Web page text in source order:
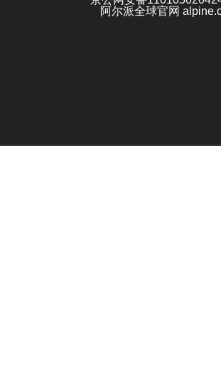
阿尔派全球官网